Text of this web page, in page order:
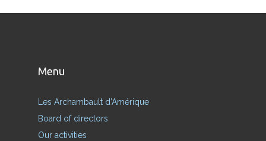
Menu
Les Archambault d’Amérique
Board of directors
Our activities